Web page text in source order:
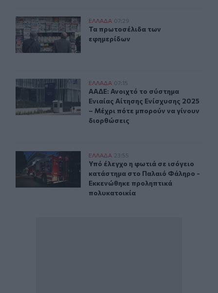
Τα πρωτοσέλιδα των εφημερίδων
ΕΛΛAΔΑ 07:29
Τα πρωτοσέλιδα των εφημερίδων
Τα πρωτοσέλιδα των
εφημερίδων
ΑΑΔΕ: Ανοιχτό το σύστημα Ενιαίας Αίτησης Ενίσχυσης
ΕΛΛAΔΑ 07:15
ΑΑΔΕ: Ανοιχτό το σύστημα Ενιαίας
ΑΑΔΕ: Ανοιχτό το σύστημα
Ενιαίας Αίτησης Ενίσχυσης 2025
– Μέχρι πότε μπορούν να γίνουν
διορθώσεις
Υπό έλεγχο η φωτιά σε ισόγειο κατάστημα στο
ΕΛΛAΔΑ 23:55
Υπό έλεγχο η φωτιά σε ισόγειο
Υπό έλεγχο η φωτιά σε ισόγειο
κατάστημα στο Παλαιό Φάληρο -
Εκκενώθηκε προληπτικά
πολυκατοικία